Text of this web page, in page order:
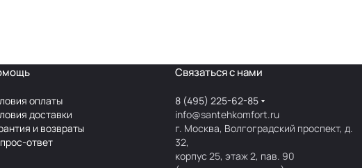
оплаты
доставки
и возвраты
ответ
Связаться с нами
8 (495) 225-62-85
info@santehkomfort.ru
г. Москва, Волгоградский проспект, д.
32,
корпус 25, этаж 2, пав. 90